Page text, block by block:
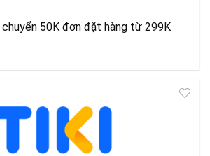
chuyển 50K đơn đặt hàng từ 299K